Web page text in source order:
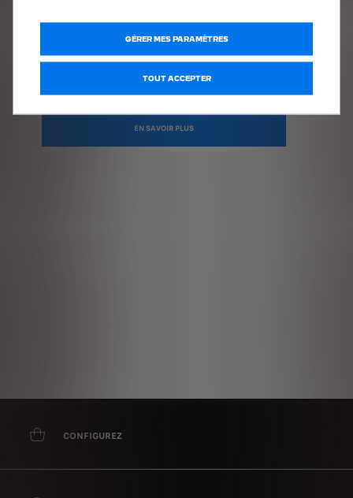
Stellantis Financial Services qui vous propose des crédits
conditions.
EN SAVOIR PLUS
CONFIGUREZ
GÉRER MES PARAMÈTRES
TOUT ACCEPTER